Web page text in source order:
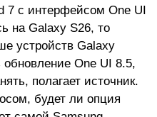
7 с интерфейсом One UI
на Galaxy S26, то
устройств Galaxy
обновление One UI 8.5,
полагает источник.
будет ли опция